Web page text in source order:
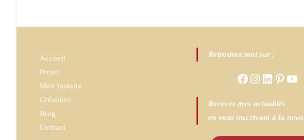
Accueil
Projet
Mon histoire
Créations
Blog
Contact
Retrouvez moi sur :
FacebookInstagram
LinkedIn
Pinterest
Recevez mes actualités
en vous inscrivant à la